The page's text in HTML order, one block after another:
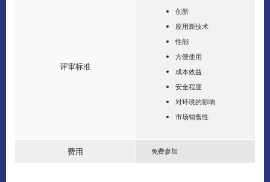
评审标准
创新
应用新技术
性能
方便使用
成本效益
安全程度
对环境的影响
市场销售性
费用 免费参加